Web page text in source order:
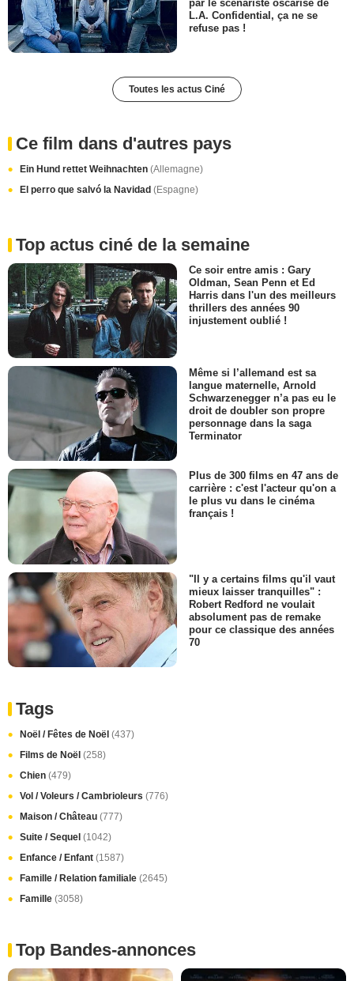
L.A. Confidential, ça ne se
refuse pas !
Toutes les actus Ciné
Ce film dans d'autres pays
Ein Hund rettet Weihnachten (Allemagne)
El perro que salvó la Navidad (Espagne)
Top actus ciné de la semaine
Ce soir entre amis : Gary
Oldman, Sean Penn et Ed
Harris dans l'un des meilleurs
thrillers des années 90
injustement oublié !
Même si l’allemand est sa
langue maternelle, Arnold
Schwarzenegger n’a pas eu le
droit de doubler son propre
personnage dans la saga
Terminator
Plus de 300 films en 47 ans de
carrière : c'est l'acteur qu'on a
le plus vu dans le cinéma
français !
"Il y a certains films qu'il vaut
mieux laisser tranquilles" :
Robert Redford ne voulait
absolument pas de remake
pour ce classique des années
70
Tags
Noël / Fêtes de Noël (437)
Films de Noël (258)
Chien (479)
Vol / Voleurs / Cambrioleurs (776)
Maison / Château (777)
Suite / Sequel (1042)
Enfance / Enfant (1587)
Famille / Relation familiale (2645)
Famille (3058)
Top Bandes-annonces